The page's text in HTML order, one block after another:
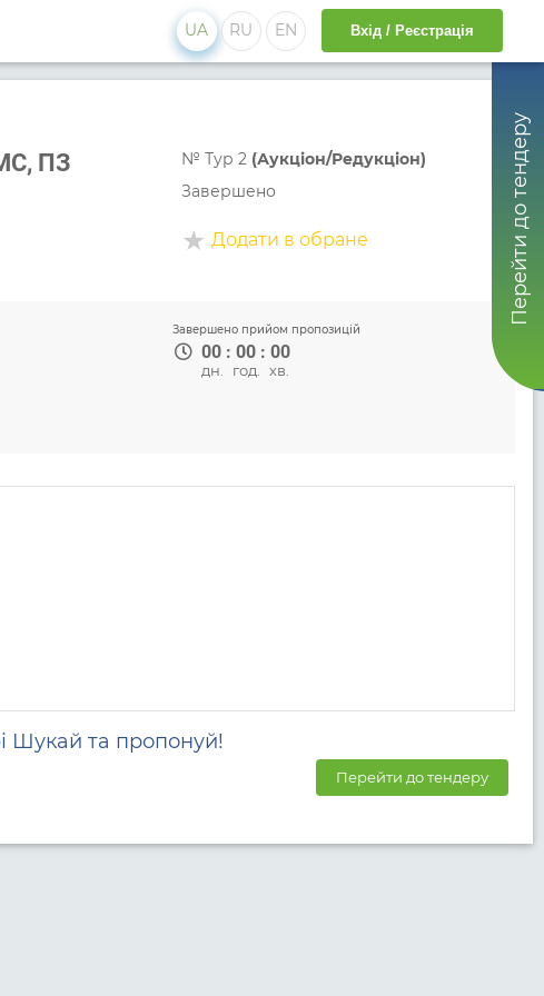
UA RU EN Вхід / Реєстрація
Перейти до тендеру
ПЗ
№ Тур 2 (Аукціон/Редукціон)
Завершено
Додати в обране
Завершено прийом пропозицій
00 : 00 : 00
дн. год. хв.
Шукай та пропонуй!
Перейти до тендеру